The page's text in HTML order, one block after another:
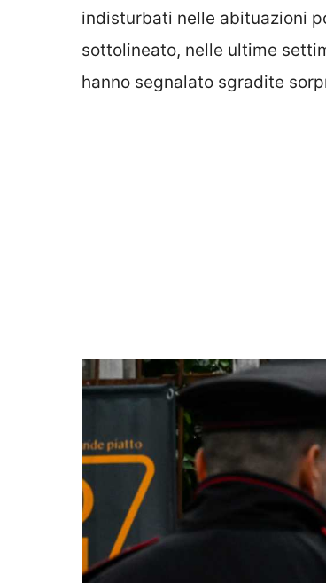
indisturbati nelle abituazioni
sottolineato, nelle ultime
hanno segnalato sgradite